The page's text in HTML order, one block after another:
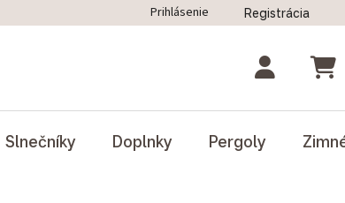
Odstúpenie od zmluvy
Prihlásenie Registrácia
Slnečníky Doplnky Pergoly